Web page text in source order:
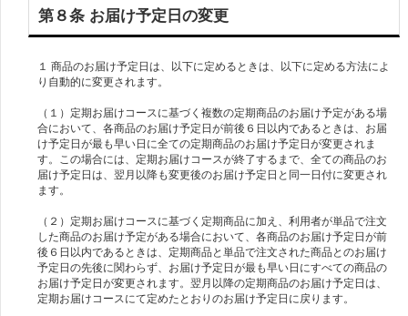
第８条 お届け予定日の変更
１ 商品のお届け予定日は、以下に定めるときは、以下に定める方法によ
り自動的に変更されます。
（１）定期お届けコースに基づく複数の定期商品のお届け予定がある場
合において、各商品のお届け予定日が前後６日以内であるときは、お届
け予定日が最も早い日に全ての定期商品のお届け予定日が変更されま
す。この場合には、定期お届けコースが終了するまで、全ての商品のお
届け予定日は、翌月以降も変更後のお届け予定日と同一日付に変更され
ます。
（２）定期お届けコースに基づく定期商品に加え、利用者が単品で注文
した商品のお届け予定がある場合において、各商品のお届け予定日が前
後６日以内であるときは、定期商品と単品で注文された商品とのお届け
予定日の先後に関わらず、お届け予定日が最も早い日にすべての商品の
お届け予定日が変更されます。翌月以降の定期商品のお届け予定日は、
定期お届けコースにて定めたとおりのお届け予定日に戻ります。